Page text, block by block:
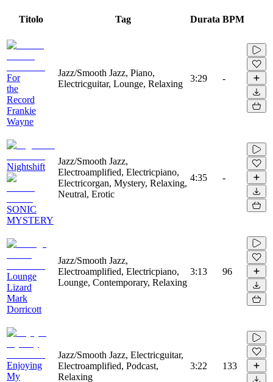
Titolo Tag Durata BPM
For
the
Record
Frankie
Wayne
Jazz/Smooth Jazz, Piano,
Electricguitar, Lounge, Relaxing
3:29 -
Nightshift
SONIC
MYSTERY
Jazz/Smooth Jazz,
Electroamplified, Electricpiano,
Electricorgan, Mystery, Relaxing,
Neutral, Erotic
4:35 -
Lounge
Lizard
Mark
Dorricott
Jazz/Smooth Jazz,
Electroamplified, Electricpiano,
Lounge, Contemporary, Relaxing
3:13 96
Enjoying
My
Jazz/Smooth Jazz, Electricguitar,
Electroamplified, Podcast,
Relaxing
3:22 133